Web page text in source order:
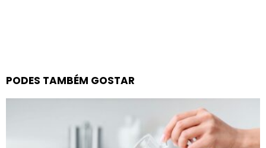
PODES TAMBÉM GOSTAR